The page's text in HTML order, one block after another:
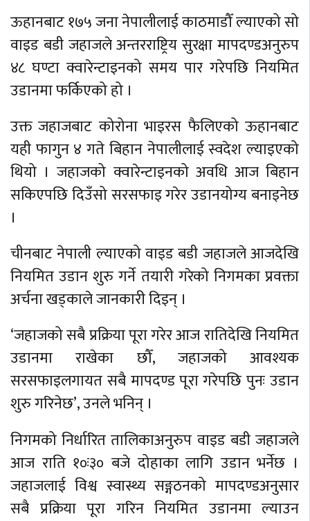
ऊहानबाट १७५ जना नेपालीलाई काठमाडौँ ल्याएको सो
वाइड बडी जहाजले अन्तरराष्ट्रिय सुरक्षा मापदण्डअनुरुप
४८ घण्टा क्वारेन्टाइनको समय पार गरेपछि नियमित
उडानमा फर्किएको हो ।
उक्त जहाजबाट कोरोना भाइरस फैलिएको ऊहानबाट
यही फागुन ४ गते बिहान नेपालीलाई स्वदेश ल्याइएको
थियो । जहाजको क्वारेन्टाइनको अवधि आज बिहान
सकिएपछि दिउँसो सरसफाइ गरेर उडानयोग्य बनाइनेछ
।
चीनबाट नेपाली ल्याएको वाइड बडी जहाजले आजदेखि
नियमित उडान शुरु गर्ने तयारी गरेको निगमका प्रवक्ता
अर्चना खड्काले जानकारी दिइन् ।
‘जहाजको सबै प्रक्रिया पूरा गरेर आज रातिदेखि नियमित
उडानमा राखेका छौँ, जहाजको आवश्यक
सरसफाइलगायत सबै मापदण्ड पूरा गरेपछि पुनः उडान
शुरु गरिनेछ’, उनले भनिन् ।
निगमको निर्धारित तालिकाअनुरुप वाइड बडी जहाजले
आज राति १०ः३० बजे दोहाका लागि उडान भर्नेछ ।
जहाजलाई विश्व स्वास्थ्य सङ्गठनको मापदण्डअनुसार
सबै प्रक्रिया पूरा गरिन नियमित उडानमा ल्याउन